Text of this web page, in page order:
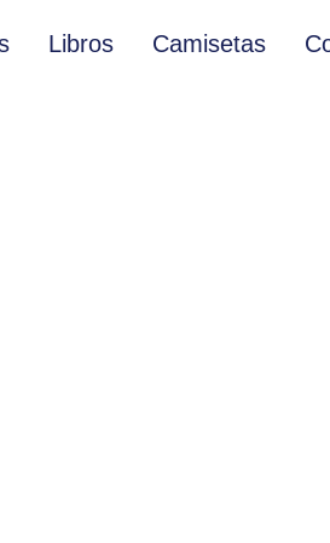
Libros Camisetas